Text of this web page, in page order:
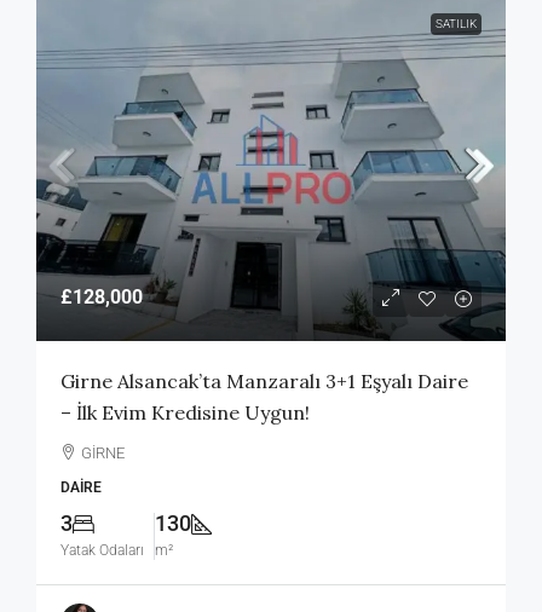
SATILIK
£128,000
Girne Alsancak’ta Manzaralı 3+1 Eşyalı Daire
– İlk Evim Kredisine Uygun!
GİRNE
DAIRE
3
Yatak Odaları
130
m²